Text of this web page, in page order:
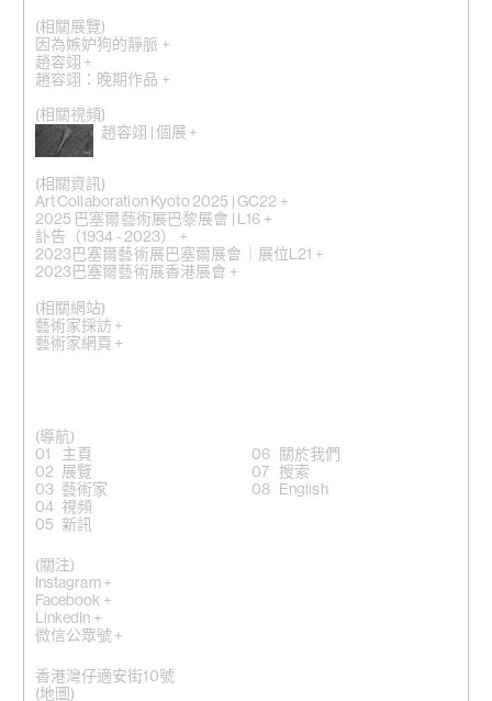
(相關展覽)
因為嫉妒狗的靜脈 +
趙容翊 +
趙容翊：晚期作品 +
(相關視頻)
趙容翊 | 個展 +
(相關資訊)
Art Collaboration Kyoto 2025 | GC22 +
2025 巴塞爾藝術展巴黎展會 | L16 +
訃告（1934 - 2023） +
2023巴塞爾藝術展巴塞爾展會｜展位L21 +
2023巴塞爾藝術展香港展會 +
(相關網站)
藝術家採訪 +
藝術家網頁 +
香港灣仔適安街10號
(地圖 )
(導航)
主頁
展覽
藝術家
視頻
新訊
關於我們
搜索
English
(關注)
Instagram +
Facebook +
LinkedIn +
微信公眾號 +